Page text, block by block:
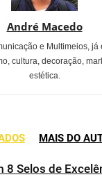
André Macedo
e Multimeios, já
cultura, decoração,
estética.
MAIS DO
8 Selos de